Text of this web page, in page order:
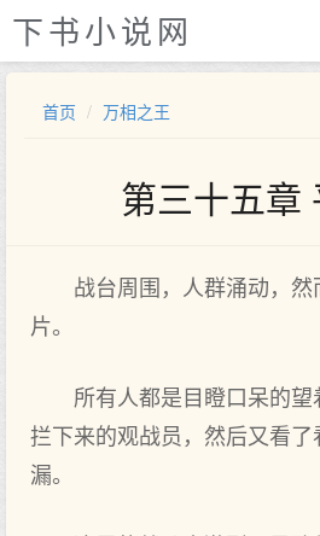
下书小说网
首页 万相之王
第三十五章
战台周围，人群涌动，
片。
所有人都是目瞪口呆的
拦下来的观战员，然后又看了
漏。